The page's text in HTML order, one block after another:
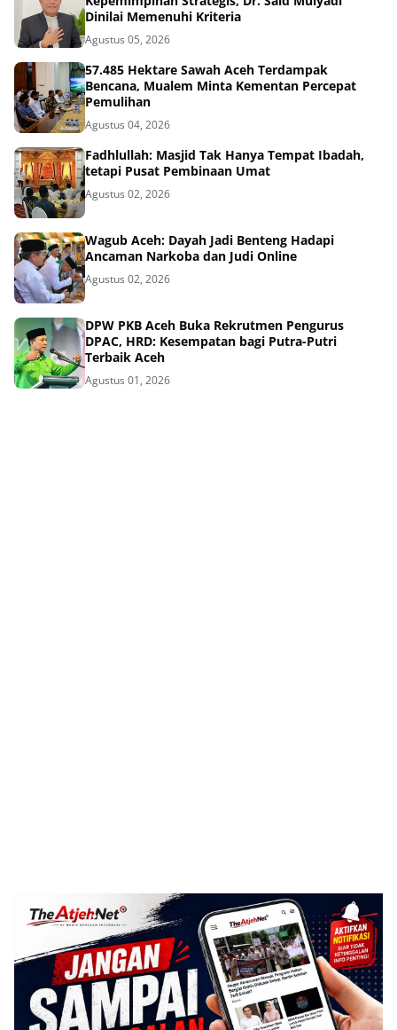
Dinilai Memenuhi Kriteria
Agustus 05, 2026
57.485 Hektare Sawah Aceh Terdampak
Bencana, Mualem Minta Kementan Percepat
Pemulihan
Agustus 04, 2026
Fadhlullah: Masjid Tak Hanya Tempat Ibadah,
tetapi Pusat Pembinaan Umat
Agustus 02, 2026
Wagub Aceh: Dayah Jadi Benteng Hadapi
Ancaman Narkoba dan Judi Online
Agustus 02, 2026
DPW PKB Aceh Buka Rekrutmen Pengurus
DPAC, HRD: Kesempatan bagi Putra-Putri
Terbaik Aceh
Agustus 01, 2026